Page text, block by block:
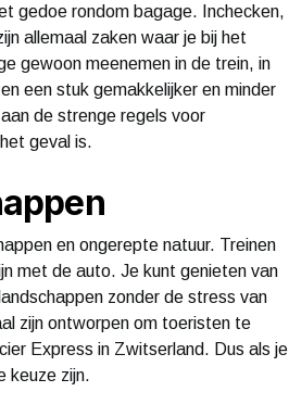
gedoe rondom bagage. Inchecken,
allemaal zaken waar je bij het
gewoon meenemen in de trein, in
een stuk gemakkelijker en minder
de strenge regels voor
geval is.
en ongerepte natuur. Treinen
met de auto. Je kunt genieten van
zonder de stress van
zijn ontworpen om toeristen te
Express in Zwitserland. Dus als je
keuze zijn.